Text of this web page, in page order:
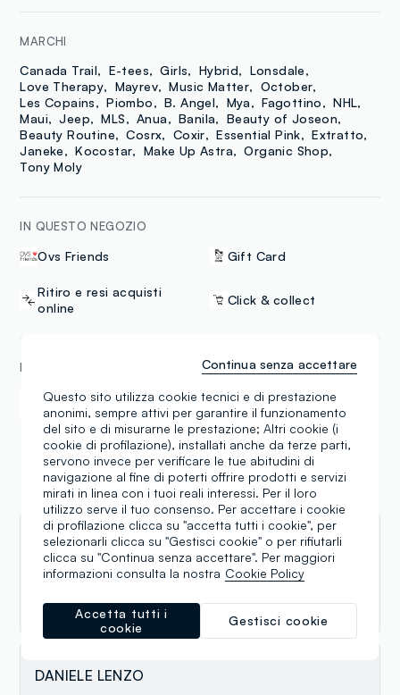
MARCHI
Canada Trail E-tees Girls Hybrid
Lonsdale
Love Therapy
Mayrev Music Matter
October
Les Copains
Piombo B. Angel Mya Fagottino
NHL
Maui
Jeep MLS Anua Banila
Beauty of Joseon
Beauty Routine
Cosrx Coxir Essential Pink
Extratto
Janeke
Kocostar Make Up Astra
Organic Shop
Tony Moly
IN QUESTO NEGOZIO
Ovs Friends Gift Card
Ritiro e resi acquisti
online
Click & collect
METODI DI PAGAMENTO
Samsung Pay Apple Pay
Recensioni
Aleksandrs Merenkovs
01.07.2026
Не плохой магазин. Доступные цены.
DANIELE LENZO
Questo sito utilizza cookie tecnici e di prestazione
anonimi, sempre attivi per garantire il funzionamento
del sito e di misurarne le prestazione; Altri cookie (i
cookie di profilazione), installati anche da terze parti,
servono invece per verificare le tue abitudini di
navigazione al fine di poterti offrire prodotti e servizi
mirati in linea con i tuoi reali interessi. Per il loro
utilizzo serve il tuo consenso. Per accettare i cookie
di profilazione clicca su "accetta tutti i cookie", per
selezionarli clicca su "Gestisci cookie" o per rifiutarli
clicca su "Continua senza accettare". Per maggiori
informazioni consulta la nostra Cookie Policy
Gestisci cookie
Accetta tutti i
cookie
Continua senza accettare